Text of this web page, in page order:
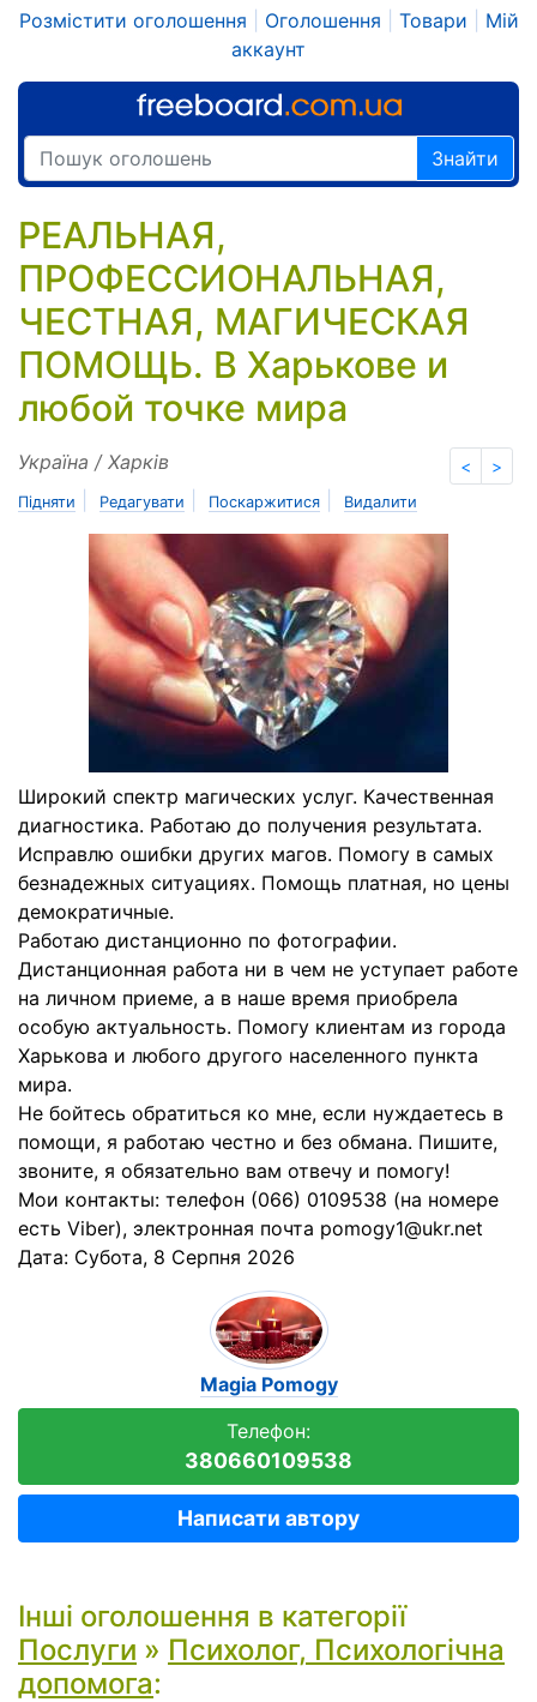
Розмістити оголошення Оголошення Товари
Мій
аккаунт
Знайти
РЕАЛЬНАЯ,
ПРОФЕССИОНАЛЬНАЯ,
ЧЕСТНАЯ, МАГИЧЕСКАЯ
ПОМОЩЬ. В Харькове и
любой точке мира
< >
Україна / Харків
Підняти Редагувати Поскаржитися Видалити
Широкий спектр магических услуг. Качественная
диагностика. Работаю до получения результата.
Исправлю ошибки других магов. Помогу в самых
безнадежных ситуациях. Помощь платная, но цены
демократичные.
Работаю дистанционно по фотографии.
Дистанционная работа ни в чем не уступает работе
на личном приеме, а в наше время приобрела
особую актуальность. Помогу клиентам из города
Харькова и любого другого населенного пункта
мира.
Не бойтесь обратиться ко мне, если нуждаетесь в
помощи, я работаю честно и без обмана. Пишите,
звоните, я обязательно вам отвечу и помогу!
Мои контакты: телефон (066) 0109538 (на номере
есть Viber), электронная почта pomogy1@ukr.net
Дата: Субота, 8 Серпня 2026
Magia Pomogy
Телефон:
380660109538
Написати автору
Інші оголошення в категорії
Послуги » Психолог, Психологічна
допомога: